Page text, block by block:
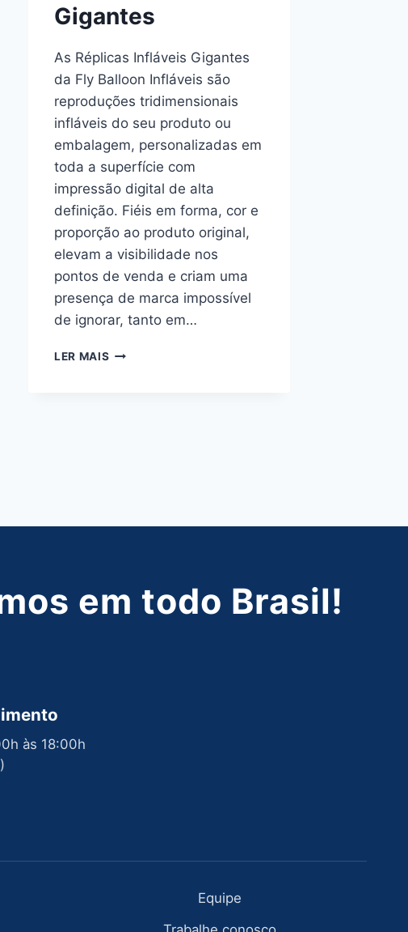
Gigantes
As Réplicas Infláveis Gigantes
da Fly Balloon Infláveis são
reproduções tridimensionais
infláveis do seu produto ou
embalagem, personalizadas em
toda a superfície com
impressão digital de alta
definição. Fiéis em forma, cor e
proporção ao produto original,
elevam a visibilidade nos
pontos de venda e criam uma
presença de marca impossível
de ignorar, tanto em…
LER MAIS RÉPLICAS
em todo Brasil!
às 18:00h
Equipe